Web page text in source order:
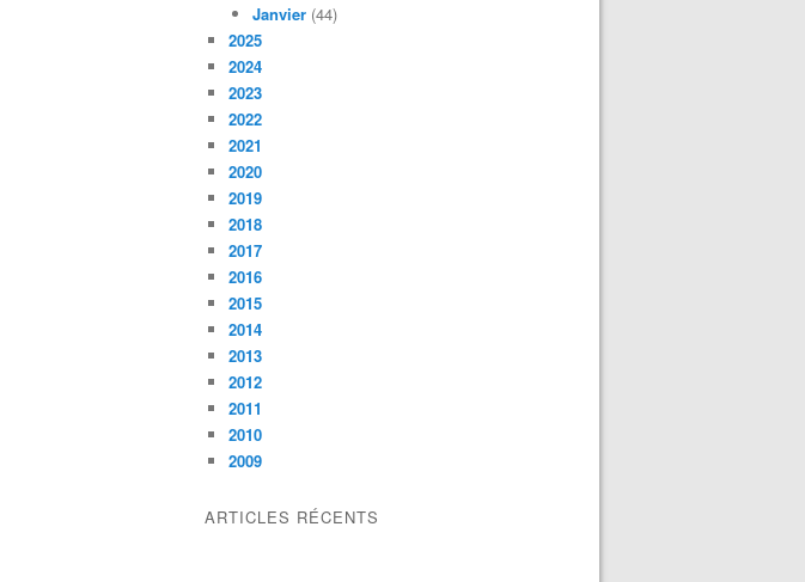
Janvier (44)
2025
2024
2023
2022
2021
2020
2019
2018
2017
2016
2015
2014
2013
2012
2011
2010
2009
ARTICLES RÉCENTS